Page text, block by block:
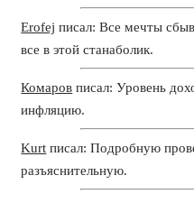
Erofej писал: Все мечты
все в этой станаболик.
Комаров писал: Уровень
инфляцию.
Kurt писал: Подробную
разъяснительную.